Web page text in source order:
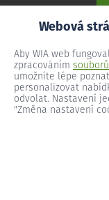
Webová
Aby WIA web
zpracováním
umožníte lépe
personalizovat
odvolat. Nastavení
"Změna nastavení